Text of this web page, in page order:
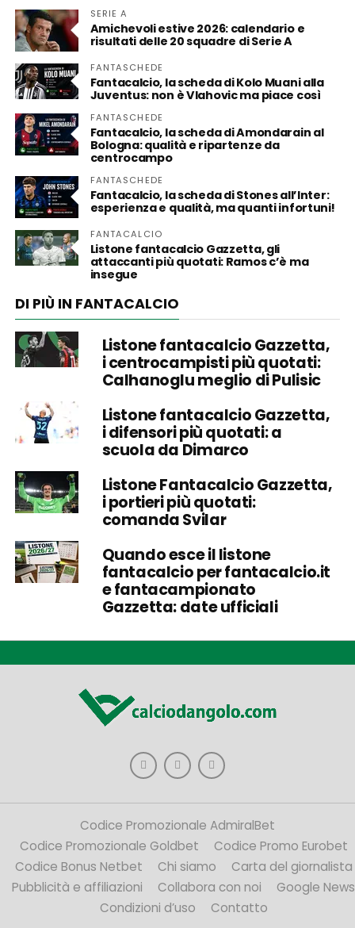
SERIE A
Amichevoli estive 2026: calendario e
risultati delle 20 squadre di Serie A
FANTASCHEDE
Fantacalcio, la scheda di Kolo Muani alla
Juventus: non è Vlahovic ma piace così
FANTASCHEDE
Fantacalcio, la scheda di Amondarain al
Bologna: qualità e ripartenze da
centrocampo
FANTASCHEDE
Fantacalcio, la scheda di Stones all’Inter:
esperienza e qualità, ma quanti infortuni!
FANTACALCIO
Listone fantacalcio Gazzetta, gli
attaccanti più quotati: Ramos c’è ma
insegue
DI PIÙ IN FANTACALCIO
Listone fantacalcio Gazzetta,
i centrocampisti più quotati:
Calhanoglu meglio di Pulisic
Listone fantacalcio Gazzetta,
i difensori più quotati: a
scuola da Dimarco
Listone Fantacalcio Gazzetta,
i portieri più quotati:
comanda Svilar
Quando esce il listone
fantacalcio per fantacalcio.it
e fantacampionato
Gazzetta: date ufficiali
Codice Promozionale AdmiralBet
Codice Promozionale Goldbet
Codice Promo Eurobet
Codice Bonus Netbet
Chi siamo
Carta del giornalista
Pubblicità e affiliazioni
Collabora con noi
Google News
Condizioni d’uso
Contatto